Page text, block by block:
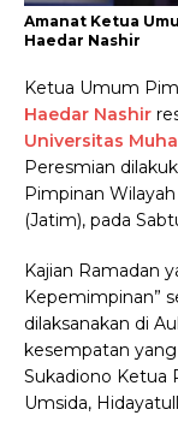
Amanat Ketua
Haedar Nashir
Ketua Umum
Haedar Nashir
Universitas
Peresmian
Pimpinan
(Jatim), pada
Kajian Ramadan
Kepemimpinan”
dilaksanakan di
kesempatan
Sukadiono Ketua
Umsida,